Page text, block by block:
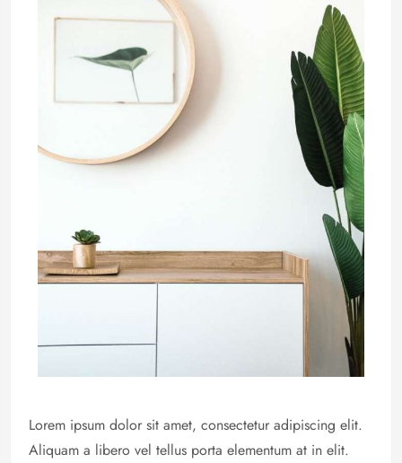
Lorem ipsum dolor sit amet, consectetur adipiscing elit.
Aliquam a libero vel tellus porta elementum at in elit.